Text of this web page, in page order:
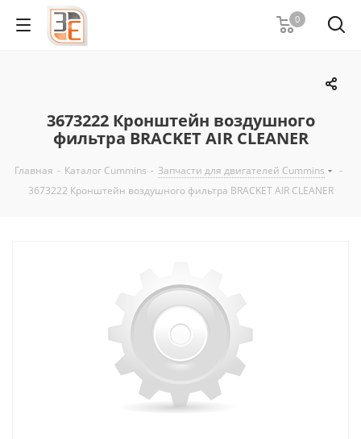
0
3673222 Кронштейн воздушного
фильтра BRACKET AIR CLEANER
Главная - Каталог Cummins - Запчасти для двигателей Cummins
-
3673222 Кронштейн воздушного фильтра BRACKET AIR CLEANER